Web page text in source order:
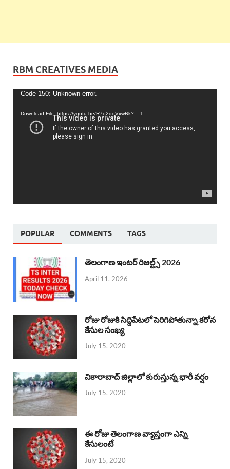
RBM CREATIVES MEDIA
Video
Code 150: Unknown error.
Download File: https://youtu.be/R7o2qoVxwRk?_=1
POPULAR COMMENTS TAGS
తెలంగాణ ఇంటర్ రిజల్ట్స్ 2026
April 11, 2026
రోజు రోజుకి సిద్దిపేటలో పెరిగిపోతున్నా కరోన
కేసుల సంఖ్య
July 15, 2020
వికారాబాద్ జిల్లాలో కురుస్తున్న భారీ వర్షం
July 15, 2020
ఈ రోజు తెలంగాణ వ్యాప్తంగా ఎన్ని
కేసులంటే
July 15, 2020